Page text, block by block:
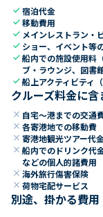
check宿泊代金
check移動費用
check メインレストラン・
check ショー、イベント等
check船内での施設使用料
ブ・ラウンジ、図書
check船上アクティビティ
クルーズ料金に
close 自宅～港までの交通
close 各寄港地での移動費
close 寄港地観光ツアー代
close 船内でのドリンク代
などの個人的諸費用
close 海外旅行傷害保険
close 荷物宅配サービス
別途、掛かる費用